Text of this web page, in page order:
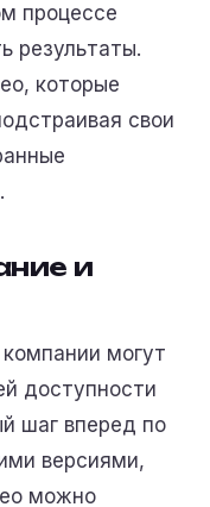
процессе
результаты.
которые
свои
и
компании могут
доступности
шаг вперед по
версиями,
можно